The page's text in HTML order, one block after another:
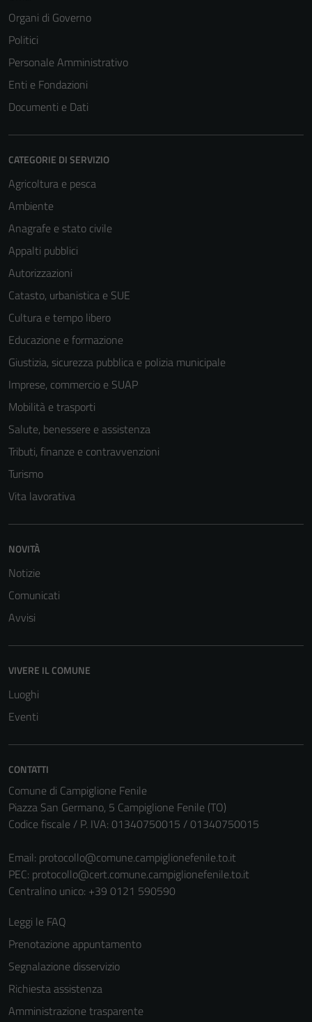
Organi di Governo
Politici
Personale Amministrativo
Enti e Fondazioni
Documenti e Dati
CATEGORIE DI SERVIZIO
Agricoltura e pesca
Ambiente
Anagrafe e stato civile
Appalti pubblici
Autorizzazioni
Catasto, urbanistica e SUE
Cultura e tempo libero
Educazione e formazione
Giustizia, sicurezza pubblica e polizia municipale
Imprese, commercio e SUAP
Mobilità e trasporti
Salute, benessere e assistenza
Tributi, finanze e contravvenzioni
Turismo
Vita lavorativa
NOVITÀ
Notizie
Comunicati
Avvisi
VIVERE IL COMUNE
Luoghi
Eventi
CONTATTI
Comune di Campiglione Fenile
Piazza San Germano, 5 Campiglione Fenile (TO)
Codice fiscale / P. IVA: 01340750015 / 01340750015
Email: protocollo@comune.campiglionefenile.to.it
PEC: protocollo@cert.comune.campiglionefenile.to.it
Centralino unico: +39 0121 590590
Leggi le FAQ
Prenotazione appuntamento
Segnalazione disservizio
Richiesta assistenza
Amministrazione trasparente
possono
essere
Questi cookie
non raccolgono
informazioni